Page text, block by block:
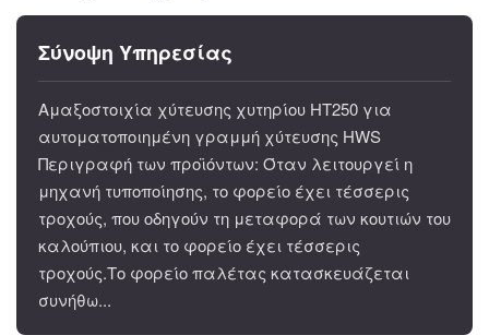
Σύνοψη Υπηρεσίας
Αμαξοστοιχία χύτευσης χυτηρίου HT250 για
αυτοματοποιημένη γραμμή χύτευσης HWS
Περιγραφή των προϊόντων: Όταν λειτουργεί η
μηχανή τυποποίησης, το φορείο έχει τέσσερις
τροχούς, που οδηγούν τη μεταφορά των κουτιών του
καλούπιου, και το φορείο έχει τέσσερις
τροχούς.Το φορείο παλέτας κατασκευάζεται
συνήθω...